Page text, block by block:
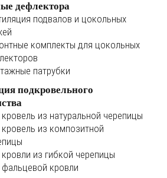
дефлектора
подвалов и цокольных
комплекты для цокольных
патрубки
подкровельного
из натуральной черепицы
из композитной
из гибкой черепицы
кровли